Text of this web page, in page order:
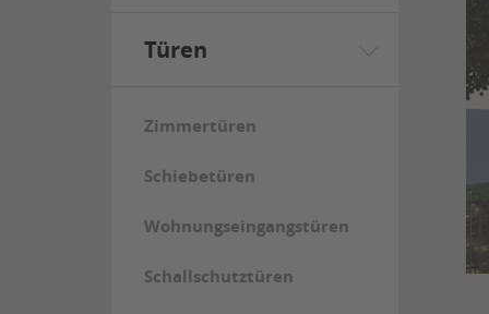
Türen
Zimmertüren
Schiebetüren
Wohnungseingangstüren
Schallschutztüren